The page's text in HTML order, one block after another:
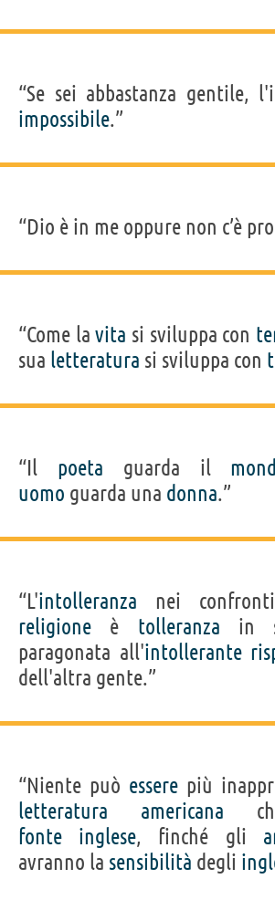
“Se sei abbastanza gentile,
impossibile.”
“Dio è in me oppure non c’è
“Come lavita si sviluppa con
sua letteratura si sviluppa con
“Il poeta guarda il
uomo guarda una donna.”
“L'intolleranza nei
religione è tolleranza in
paragonata all'intollerante
dell'altra gente.”
“Niente può essere più
letteratura
americana
fonte
inglese, finché gli
avranno la sensibilità degli